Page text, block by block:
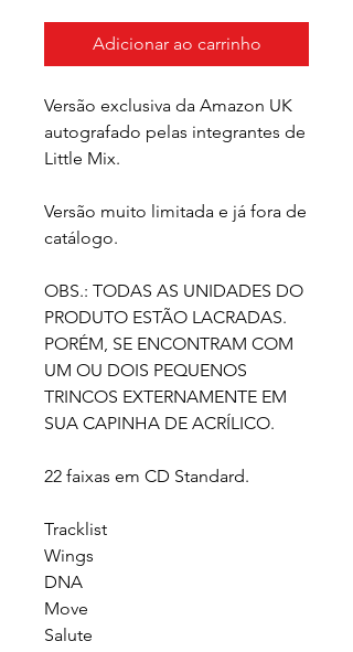
Adicionar ao carrinho
Versão exclusiva da Amazon UK
autografado pelas integrantes de
Little Mix.
Versão muito limitada e já fora de
catálogo.
OBS.: TODAS AS UNIDADES DO
PRODUTO ESTÃO LACRADAS.
PORÉM, SE ENCONTRAM COM
UM OU DOIS PEQUENOS
TRINCOS EXTERNAMENTE EM
SUA CAPINHA DE ACRÍLICO.
22 faixas em CD Standard.
Tracklist
Wings
DNA
Move
Salute